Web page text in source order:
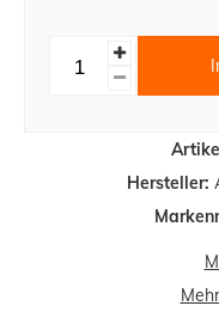
Hersteller: